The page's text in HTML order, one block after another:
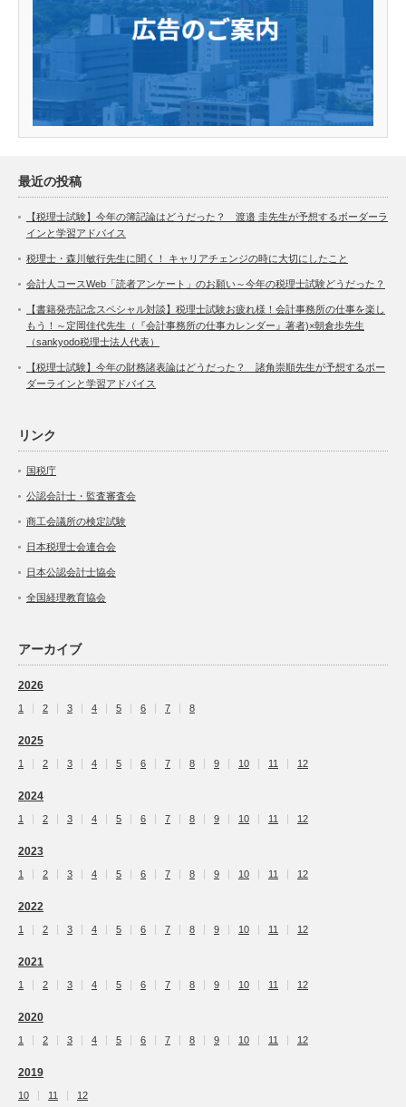
最近の投稿
【税理士試験】今年の簿記論はどうだった？ 渡邉 圭先生が予想するボーダーラ
インと学習アドバイス
税理士・森川敏行先生に聞く！ キャリアチェンジの時に大切にしたこと
会計人コースWeb「読者アンケート」のお願い～今年の税理士試験どうだった？
【書籍発売記念スペシャル対談】税理士試験お疲れ様！会計事務所の仕事を楽し
もう！～定岡佳代先生（『会計事務所の仕事カレンダー』著者)×朝倉歩先生
（sankyodo税理士法人代表）
【税理士試験】今年の財務諸表論はどうだった？ 諸角崇順先生が予想するボー
ダーラインと学習アドバイス
リンク
国税庁
公認会計士・監査審査会
商工会議所の検定試験
日本税理士会連合会
日本公認会計士協会
全国経理教育協会
アーカイブ
2026
1 2 3 4 5 6 7 8
2025
1 2 3 4 5 6 7 8 9 10 11 12
2024
1 2 3 4 5 6 7 8 9 10 11 12
2023
1 2 3 4 5 6 7 8 9 10 11 12
2022
1 2 3 4 5 6 7 8 9 10 11 12
2021
1 2 3 4 5 6 7 8 9 10 11 12
2020
1 2 3 4 5 6 7 8 9 10 11 12
2019
10 11 12